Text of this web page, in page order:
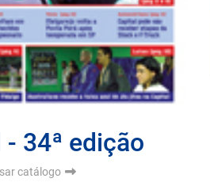
34ª edição
catálogo